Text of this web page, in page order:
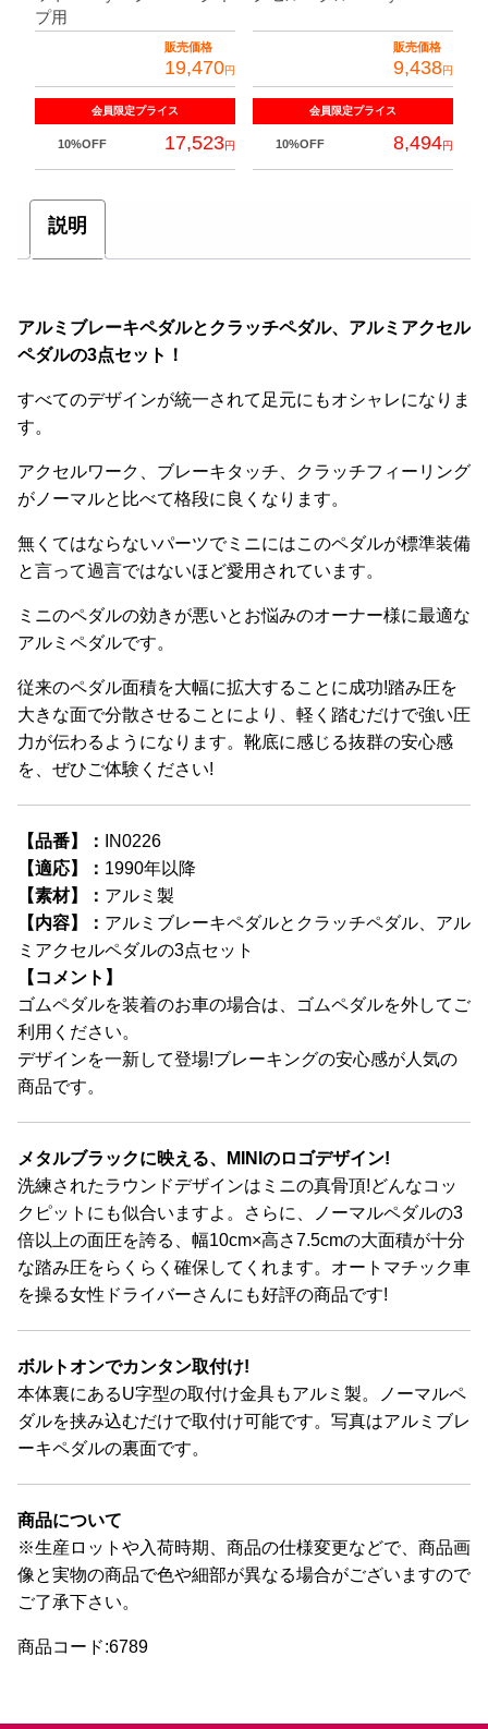
プ用
販売価格
19,470円
会員限定プライス
10%OFF 17,523円
販売価格
9,438円
会員限定プライス
10%OFF 8,494円
説明
アルミブレーキペダルとクラッチペダル、アルミアクセル
ペダルの3点セット！
すべてのデザインが統一されて足元にもオシャレになりま
す。
アクセルワーク、ブレーキタッチ、クラッチフィーリング
がノーマルと比べて格段に良くなります。
無くてはならないパーツでミニにはこのペダルが標準装備
と言って過言ではないほど愛用されています。
ミニのペダルの効きが悪いとお悩みのオーナー様に最適な
アルミペダルです。
従来のペダル面積を大幅に拡大することに成功!踏み圧を
大きな面で分散させることにより、軽く踏むだけで強い圧
力が伝わるようになります。靴底に感じる抜群の安心感
を、ぜひご体験ください!
【品番】：
IN0226
【適応】： 1990年以降
【素材】： アルミ製
【内容】： アルミブレーキペダルとクラッチペダル、アル
ミアクセルペダルの3点セット
【コメント】
ゴムペダルを装着のお車の場合は、ゴムペダルを外してご
利用ください。
デザインを一新して登場!ブレーキングの安心感が人気の
商品です。
メタルブラックに映える、MINIのロゴデザイン!
洗練されたラウンドデザインはミニの真骨頂!どんなコッ
クピットにも似合いますよ。さらに、ノーマルペダルの3
倍以上の面圧を誇る、幅10cm×高さ7.5cmの大面積が十分
な踏み圧をらくらく確保してくれます。オートマチック車
を操る女性ドライバーさんにも好評の商品です!
ボルトオンでカンタン取付け!
本体裏にあるU字型の取付け金具もアルミ製。ノーマルペ
ダルを挟み込むだけで取付け可能です。写真はアルミブレ
ーキペダルの裏面です。
商品について
※生産ロットや入荷時期、商品の仕様変更などで、商品画
像と実物の商品で色や細部が異なる場合がございますので
ご了承下さい。
商品コード:6789